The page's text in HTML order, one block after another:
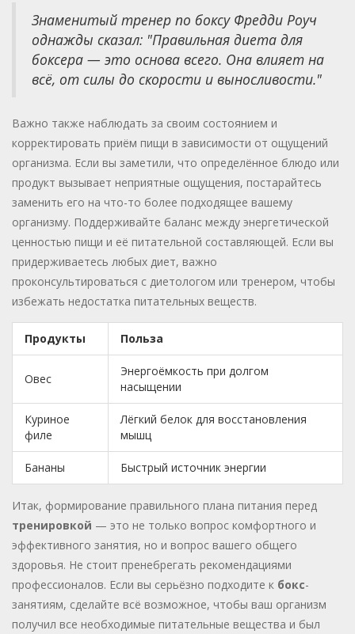
Знаменитый тренер по боксу Фредди Роуч
однажды сказал: "Правильная диета для
боксера — это основа всего. Она влияет на
всё, от силы до скорости и выносливости."
Важно также наблюдать за своим состоянием и
корректировать приём пищи в зависимости от ощущений
организма. Если вы заметили, что определённое блюдо или
продукт вызывает неприятные ощущения, постарайтесь
заменить его на что-то более подходящее вашему
организму. Поддерживайте баланс между энергетической
ценностью пищи и её питательной составляющей. Если вы
придерживаетесь любых диет, важно
проконсультироваться с диетологом или тренером, чтобы
избежать недостатка питательных веществ.
Продукты Польза
Овес
Энергоёмкость при долгом
насыщении
Куриное
филе
Лёгкий белок для восстановления
мышц
Бананы Быстрый источник энергии
Итак, формирование правильного плана питания перед
тренировкой — это не только вопрос комфортного и
эффективного занятия, но и вопрос вашего общего
здоровья. Не стоит пренебрегать рекомендациями
профессионалов. Если вы серьёзно подходите к бокс-
занятиям, сделайте всё возможное, чтобы ваш организм
получил все необходимые питательные вещества и был